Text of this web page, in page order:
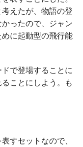
えたが、物語の登
ったので、ジャン
に起動型の飛行能
で登場することに
ことにしよう。も
すセットなので、